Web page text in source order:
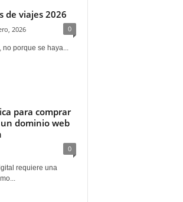
de viajes 2026
2026 0
no porque se haya...
para comprar
dominio web
0
requiere una